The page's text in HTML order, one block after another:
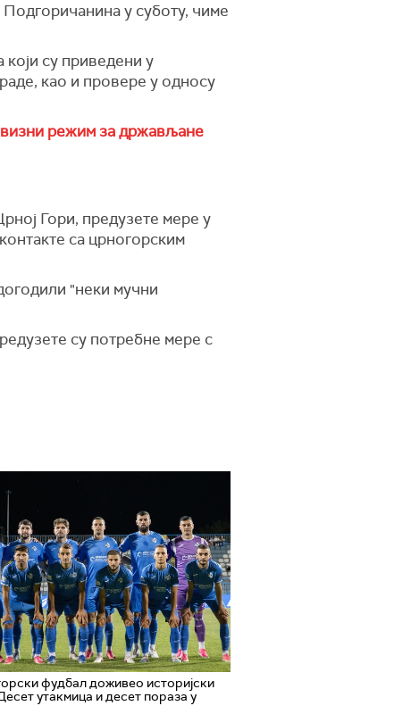
у суботу, чиме
су приведени у
као и провере у односу
режим за држављане
Гори, предузете мере у
са црногорским
"неки мучни
су потребне мере с
фудбал доживео историјски
утакмица и десет пораза у